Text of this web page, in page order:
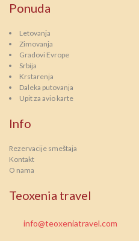
Ponuda
Letovanja
Zimovanja
Gradovi Evrope
Srbija
Krstarenja
Daleka putovanja
Upit za avio karte
Info
Rezervacije smeštaja
Kontakt
O nama
Teoxenia travel
info@teoxeniatravel.com